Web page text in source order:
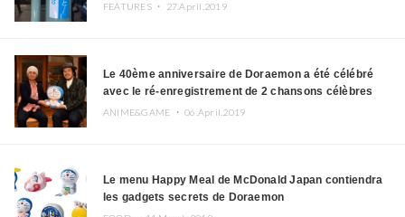
FEATURES ・ 27.April.2019
Le 40ème anniversaire de Doraemon a été célébré
avec le ré-enregistrement de 2 chansons célèbres
ANIME&GAME ・06.April.2019
Le menu Happy Meal de McDonald Japan contiendra
les gadgets secrets de Doraemon